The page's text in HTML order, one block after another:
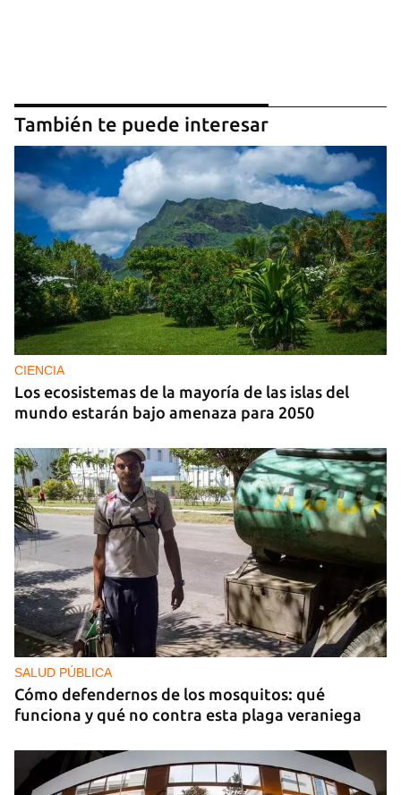
También te puede interesar
CIENCIA
Los ecosistemas de la mayoría de las islas del
mundo estarán bajo amenaza para 2050
SALUD PÚBLICA
Cómo defendernos de los mosquitos: qué
funciona y qué no contra esta plaga veraniega